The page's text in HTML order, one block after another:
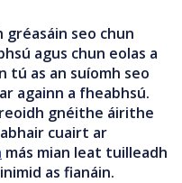
gréasáin seo chun
agus chun eolas a
tú as an suíomh seo
againn a fheabhsú.
gnéithe áirithe
cuairt ar
más mian leat tuilleadh
as fianáin.